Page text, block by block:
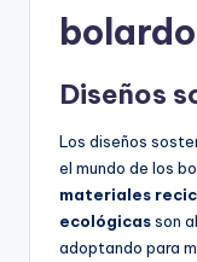
Diseños
Los diseños
el mundo de los
materiales
ecológicasson
adoptando para